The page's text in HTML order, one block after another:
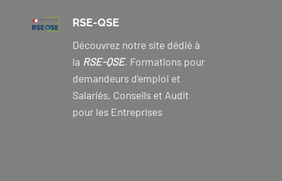
RSE-QSE
Découvrez notre site dédié à
la RSE-QSE. Formations pour
demandeurs d’emploi et
Salariés, Conseils et Audit
pour les Entreprises